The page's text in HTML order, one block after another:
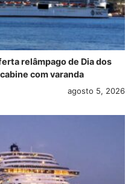
relâmpago de Dia dos
com varanda
agosto 5, 2026